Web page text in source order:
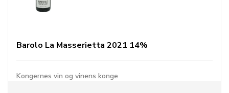
Barolo La Masserietta 2021 14%
Kongernes vin og vinens konge